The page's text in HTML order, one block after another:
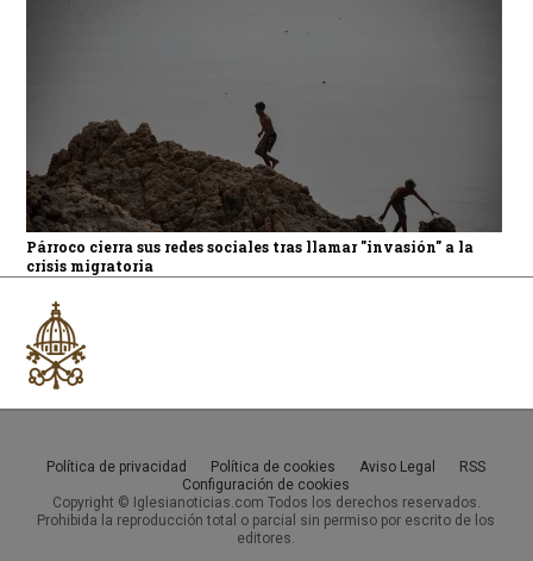
Párroco cierra sus redes sociales tras llamar "invasión" a la
crisis migratoria
Política de privacidad Política de cookies Aviso Legal
RSS
Configuración de cookies
Copyright © Iglesianoticias.com Todos los derechos reservados.
Prohibida la reproducción total o parcial sin permiso por escrito de los
editores.